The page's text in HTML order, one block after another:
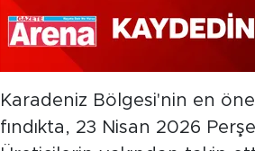
Karadeniz Bölgesi'nin en
fındıkta, 23 Nisan 2026